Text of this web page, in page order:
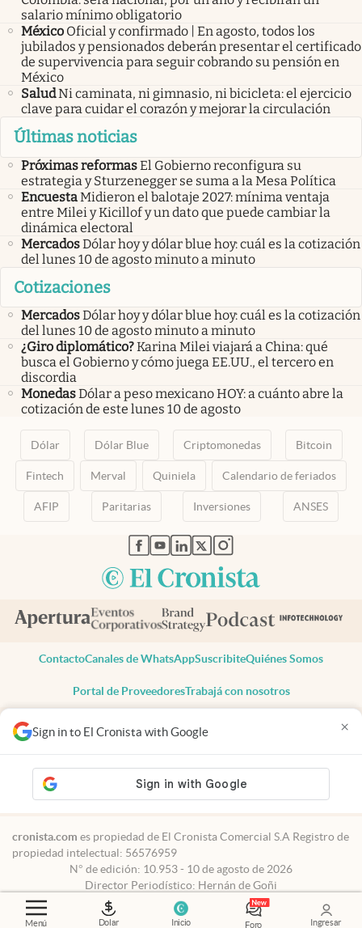
Menú Dolar Inicio Foro Ingresar
Sign in to El Cronista with Google ×
salario mínimo obligatorio
México Oficial y confirmado | En agosto, todos los
jubilados y pensionados deberán presentar el certificado
de supervivencia para seguir cobrando su pensión en
México
SaludNi caminata, ni gimnasio, ni bicicleta: el ejercicio
clave para cuidar el corazón y mejorar la circulación
Últimas noticias
Próximas reformasEl Gobierno reconfigura su
estrategia y Sturzenegger se suma a la Mesa Política
EncuestaMidieron el balotaje 2027: mínima ventaja
entre Milei y Kicillof y un dato que puede cambiar la
dinámica electoral
MercadosDólar hoy y dólar blue hoy: cuál es la cotización
del lunes 10 de agosto minuto a minuto
Cotizaciones
MercadosDólar hoy y dólar blue hoy: cuál es la cotización
del lunes 10 de agosto minuto a minuto
¿Giro diplomático?Karina Milei viajará a China: qué
busca el Gobierno y cómo juega EE.UU., el tercero en
discordia
MonedasDólar a peso mexicano HOY: a cuánto abre la
cotización de este lunes 10 de agosto
Dólar Dólar Blue Criptomonedas Bitcoin
Fintech Merval Quiniela Calendario de feriados
AFIP Paritarias Inversiones ANSES
abre en nueva pestaña
abre en nueva pestaña
abre en nueva pestaña
abre en nueva pestaña
abre en nueva pestaña
ContactoCanales de WhatsAppSuscribiteQuiénes Somos
Portal de ProveedoresTrabajá con nosotros
Todos los derechos reservados
Privacidad
Consentimiento
Tel:+54 11 7078-3270
cronista.com es propiedad de El Cronista Comercial S.A Registro de
propiedad intelectual: 56576959
N° de edición: 10.953 - 10 de agosto de 2026
Director Periodístico: Hernán de Goñi